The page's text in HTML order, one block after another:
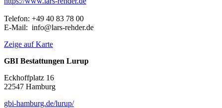
Telefon: +49 40 83 78 00
E-Mail: info@lars-rehder.de
Zeige auf Karte
GBI Bestattungen Lurup
Eckhoffplatz 16
22547 Hamburg
gbi-hamburg.de/lurup/